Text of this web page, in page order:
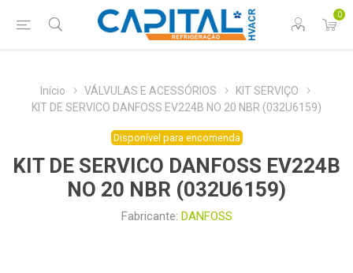
0
Início VÁLVULAS E ACESSÓRIOS
KIT SERVIÇO
KIT DE SERVICO DANFOSS EV224B NO 20 NBR (032U6159)
Disponível para encomenda
KIT DE SERVICO DANFOSS EV224B
NO 20 NBR (032U6159)
Fabricante: DANFOSS